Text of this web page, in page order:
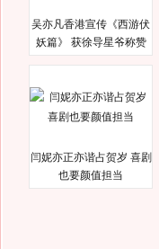
吴亦凡香港宣传《西游伏
妖篇》 获徐导星爷称赞
闫妮亦正亦谐占贺岁 喜剧
也要颜值担当